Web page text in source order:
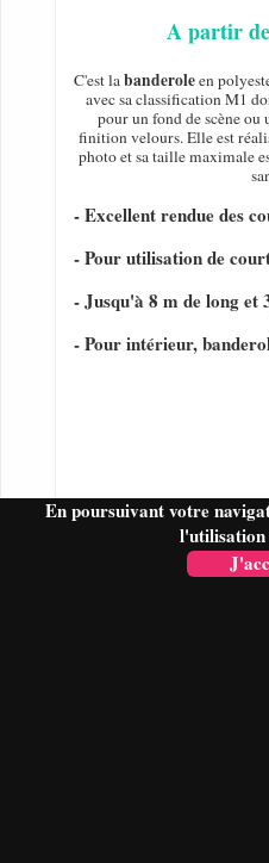
En poursuivant votre
l'utilisation
A partir
C'est labanderoleen
avec sa classification M1
pour un fond de scène ou
finition velours. Elle est
photo et sa taille maximale
- Excellent rendue des
- Pour utilisation de
- Jusqu'à 8 m de long et
- Pour intérieur,